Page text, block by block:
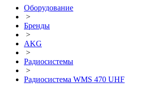
Оборудование
>
Бренды
>
AKG
>
Радиосистемы
>
Радиосистема WMS 470 UHF